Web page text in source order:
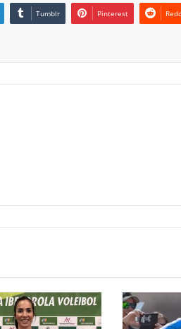
Tumblr Pinterest